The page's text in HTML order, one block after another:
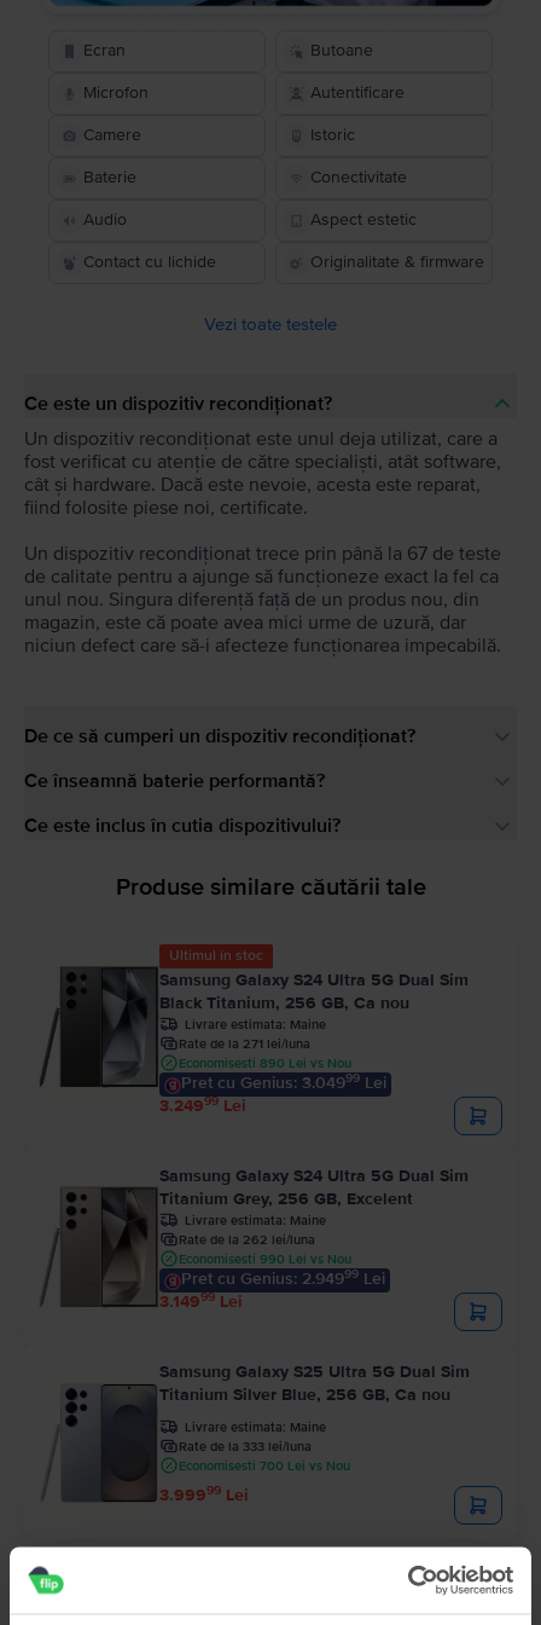
Ecran Butoane
Microfon Autentificare
Camere Istoric
Baterie Conectivitate
Audio Aspect estetic
Contact cu lichide Originalitate & firmware
Vezi toate testele
Ce este un dispozitiv recondiționat?
Un dispozitiv recondiționat este unul deja utilizat, care a
fost verificat cu atenție de către specialiști, atât software,
cât și hardware. Dacă este nevoie, acesta este reparat,
fiind folosite piese noi, certificate.
Un dispozitiv recondiționat trece prin până la 67 de teste
de calitate pentru a ajunge să funcționeze exact la fel ca
unul nou. Singura diferență față de un produs nou, din
magazin, este că poate avea mici urme de uzură, dar
niciun defect care să-i afecteze funcționarea impecabilă.
De ce să cumperi un dispozitiv recondiționat?
Ce înseamnă baterie performantă?
Ce este inclus în cutia dispozitivului?
Produse similare căutării tale
Ultimul în stoc
Samsung Galaxy S24 Ultra 5G Dual Sim
Black Titanium, 256 GB, Ca nou
Livrare estimata: Maine
Rate de la 271 lei/luna
Economisesti 890 Lei vs Nou
Pret cu Genius: 3.04999 Lei
3.24999 Lei
Samsung Galaxy S24 Ultra 5G Dual Sim
Titanium Grey, 256 GB, Excelent
Livrare estimata: Maine
Rate de la 262 lei/luna
Economisesti 990 Lei vs Nou
Pret cu Genius: 2.94999 Lei
3.14999 Lei
Samsung Galaxy S25 Ultra 5G Dual Sim
Titanium Silver Blue, 256 GB, Ca nou
Livrare estimata: Maine
Rate de la 333 lei/luna
Economisesti 700 Lei vs Nou
3.99999 Lei